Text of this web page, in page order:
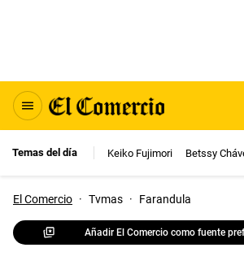
Temas del día Keiko Fujimori Betssy
El Comercio · Tvmas · Farandula
Añadir El Comercio como fuente